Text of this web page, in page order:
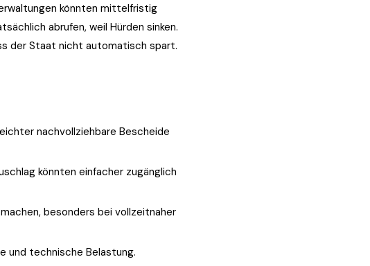
könnten mittelfristig
abrufen, weil Hürden sinken.
der Staat nicht automatisch spart.
nachvollziehbare Bescheide
könnten einfacher zugänglich
besonders bei vollzeitnaher
und technische Belastung.